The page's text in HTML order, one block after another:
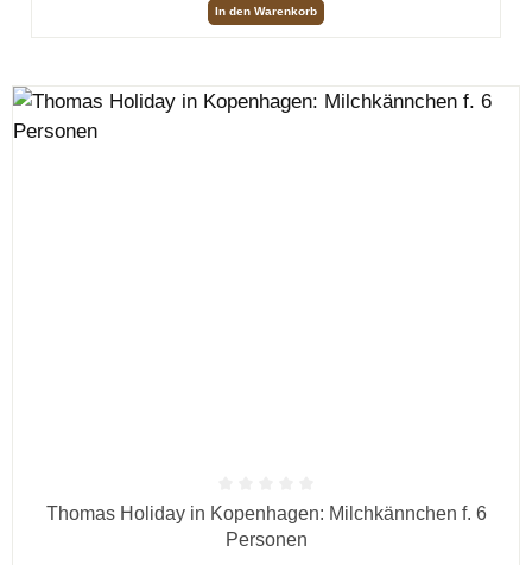
In den Warenkorb
Durchschnittliche Bewertung von 0 von 5 Sternen
Thomas Holiday in Kopenhagen: Milchkännchen f. 6
Personen